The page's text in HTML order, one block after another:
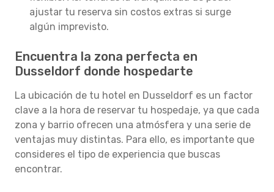
ajustar tu reserva sin costos extras si surge
algún imprevisto.
Encuentra la zona perfecta en
Dusseldorf donde hospedarte
La ubicación de tu hotel en Dusseldorf es un factor
clave a la hora de reservar tu hospedaje, ya que cada
zona y barrio ofrecen una atmósfera y una serie de
ventajas muy distintas. Para ello, es importante que
consideres el tipo de experiencia que buscas
encontrar.